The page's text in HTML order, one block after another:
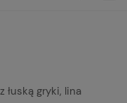
łuską gryki, lina